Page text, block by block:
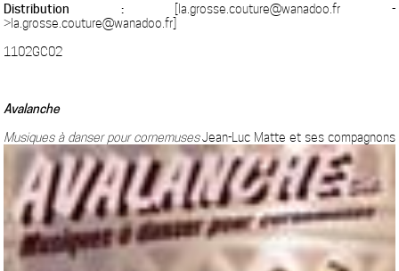
Distribution :[la.grosse.couture@wanadoo.fr -
>la.grosse.couture@wanadoo.fr]
1102GC02
Avalanche
Musiques à danser pour cornemuses Jean-Luc Matte et ses compagnons